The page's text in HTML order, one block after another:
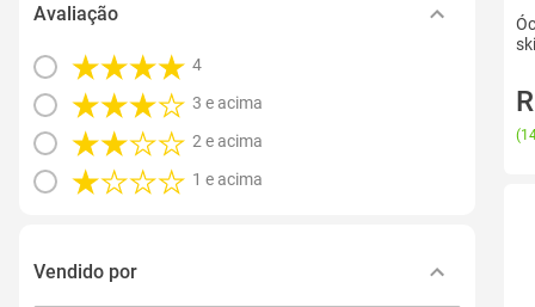
Avaliação
4
3 e acima
2 e acima
1 e acima
Vendido por
(